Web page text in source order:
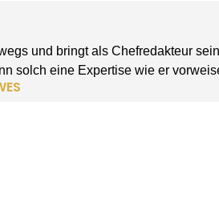
und bringt als Chefredakteur
solch eine Expertise wie er